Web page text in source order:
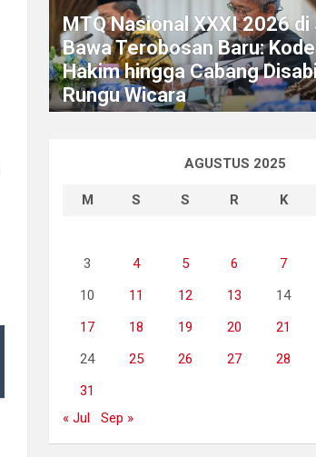
MTQ Nasional XXXI 2026
Bawa Terobosan Baru:
Hakim hingga Cabang
Rungu Wicara
AGUSTUS 2025
M S S R K
3
4 5 6 7
10
11 12 13 14
17
18 19 20 21
24
25 26 27 28
31
« Jul
Sep »